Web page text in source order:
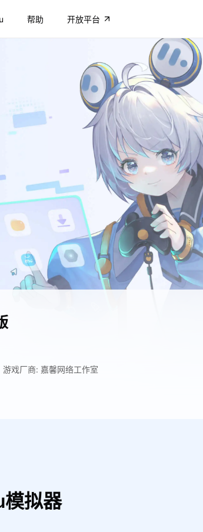
帮助 开放平台
游戏厂商: 嘉馨网络工作室
拟器